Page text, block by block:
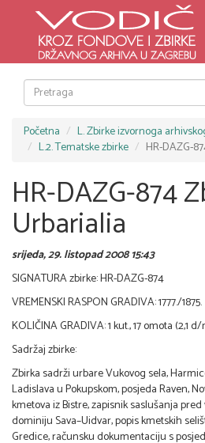
Početna
L. Zbirke izvornoga
L.2. Tematske zbirke
HR-DAZG-
HR-DAZG-874
Urbarialia
srijeda, 29. listopad 2008 15:43
SIGNATURA zbirke: HR-DAZG-874
VREMENSKI RASPON GRADIVA: 1777./1875.
KOLIČINA GRADIVA: 1 kut., 17 omota (2,1
Sadržaj zbirke:
Zbirka sadrži urbare Vukovog sela,
Ladislava u Pokupskom, posjeda Raven,
kmetova iz Bistre, zapisnik saslušanja
dominiju Sava–Uidvar, popis kmetskih
Gredice, računsku dokumentaciju s